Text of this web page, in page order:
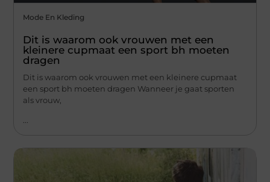
Mode En Kleding
Dit is waarom ook vrouwen met een
kleinere cupmaat een sport bh moeten
dragen
Dit is waarom ook vrouwen met een kleinere cupmaat
een sport bh moeten dragen Wanneer je gaat sporten
als vrouw,